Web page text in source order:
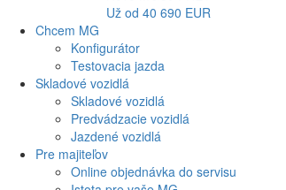
Už od 40 690 EUR
Chcem MG
Konfigurátor
Testovacia jazda
Skladové vozidlá
Skladové vozidlá
Predvádzacie vozidlá
Jazdené vozidlá
Pre majiteľov
Online objednávka do servisu